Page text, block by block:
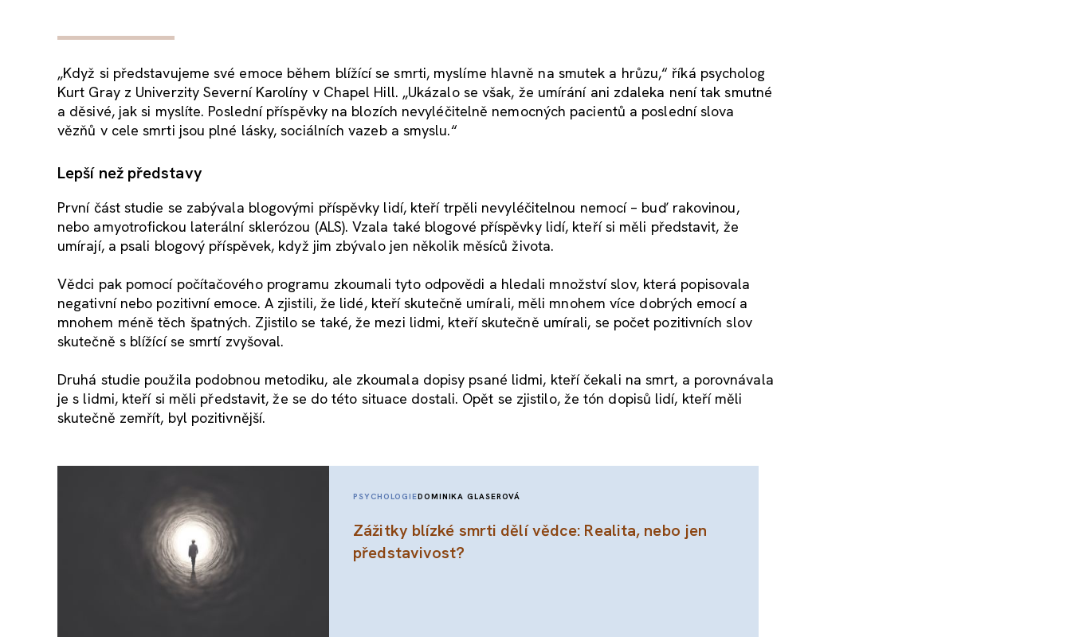
„Když si představujeme své emoce během blížící se smrti, myslíme hlavně na smutek a hrůzu,“ říká psycholog
Kurt Gray z Univerzity Severní Karolíny v Chapel Hill. „Ukázalo se však, že umírání ani zdaleka není tak smutné
a děsivé, jak si myslíte. Poslední příspěvky na blozích nevyléčitelně nemocných pacientů a poslední slova
vězňů v cele smrti jsou plné lásky, sociálních vazeb a smyslu.“
Lepší než představy
První část studie se zabývala blogovými příspěvky lidí, kteří trpěli nevyléčitelnou nemocí – buď rakovinou,
nebo amyotrofickou laterální sklerózou (ALS). Vzala také blogové příspěvky lidí, kteří si měli představit, že
umírají, a psali blogový příspěvek, když jim zbývalo jen několik měsíců života.
Vědci pak pomocí počítačového programu zkoumali tyto odpovědi a hledali množství slov, která popisovala
negativní nebo pozitivní emoce. A zjistili, že lidé, kteří skutečně umírali, měli mnohem více dobrých emocí a
mnohem méně těch špatných. Zjistilo se také, že mezi lidmi, kteří skutečně umírali, se počet pozitivních slov
skutečně s blížící se smrtí zvyšoval.
Druhá studie použila podobnou metodiku, ale zkoumala dopisy psané lidmi, kteří čekali na smrt, a porovnávala
je s lidmi, kteří si měli představit, že se do této situace dostali. Opět se zjistilo, že tón dopisů lidí, kteří měli
skutečně zemřít, byl pozitivnější.
PSYCHOLOGIEDOMINIKA GLASEROVÁ
Zážitky blízké smrti dělí vědce: Realita, nebo jen
představivost?